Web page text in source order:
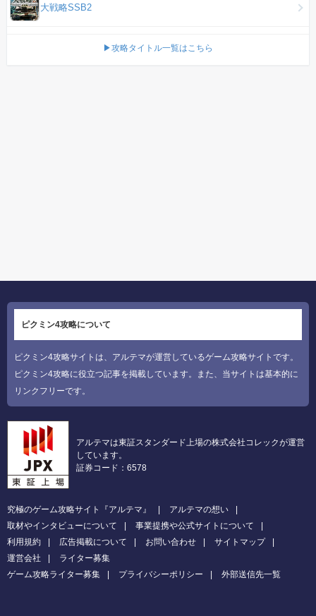
大戦略SSB2
▶攻略タイトル一覧はこちら
ピクミン4攻略について
ピクミン4攻略サイトは、アルテマが運営しているゲーム攻略サイトです。
ピクミン4攻略に役立つ記事を掲載しています。また、当サイトは基本的に
リンクフリーです。
アルテマは東証スタンダード上場の株式会社コレックが運営
しています。
証券コード：6578
究極のゲーム攻略サイト『アルテマ』
アルテマの想い
取材やインタビューについて
事業提携や公式サイトについて
利用規約
広告掲載について お問い合わせ
サイトマップ
運営会社
ライター募集
ゲーム攻略ライター募集
プライバシーポリシー 外部送信先一覧